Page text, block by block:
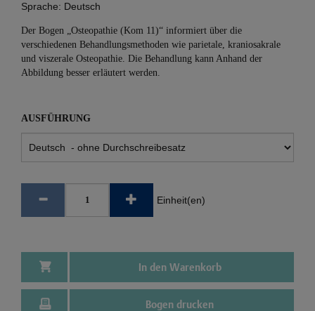
Sprache: Deutsch
Der Bogen „Osteopathie (Kom 11)“ informiert über die
verschiedenen Behandlungsmethoden wie parietale, kra­nio­sa­k­ra­le
und viszerale Osteopathie. Die Behandlung kann Anhand der
Abbildung besser erläutert werden.
AUSFÜHRUNG
Einheit(en)
In den Warenkorb
Bogen drucken